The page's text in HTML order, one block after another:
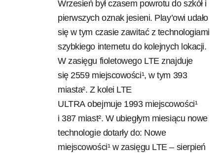
Wrzesień był czasem powrotu do szkół i
pierwszych oznak jesieni. Play’owi udało
się w tym czasie zawitać z technologiami
szybkiego internetu do kolejnych lokacji.
W zasięgu fioletowego LTE znajduje
się 2559 miejscowości¹, w tym 393
miasta². Z kolei LTE
ULTRA obejmuje 1993 miejscowości¹
i 387 miast². W ubiegłym miesiącu nowe
technologie dotarły do: Nowe
miejscowości¹ w zasięgu LTE – sierpień